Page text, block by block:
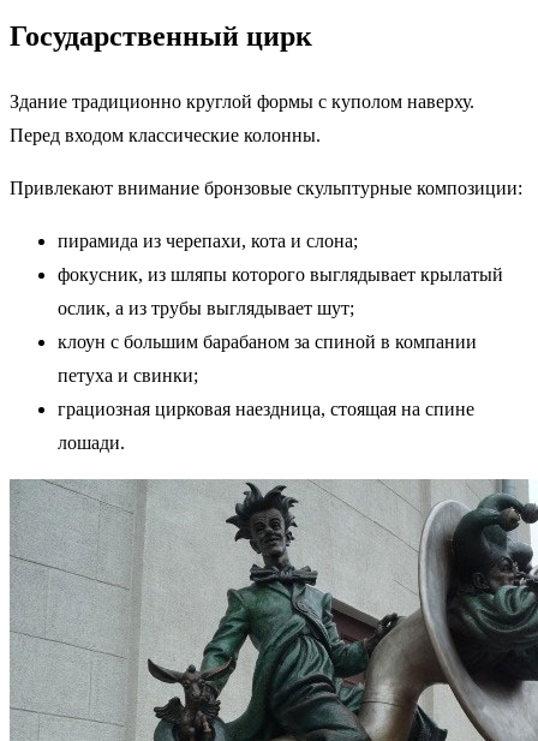
Государственный цирк
Здание традиционно круглой формы с куполом наверху.
Перед входом классические колонны.
Привлекают внимание бронзовые скульптурные композиции:
пирамида из черепахи, кота и слона;
фокусник, из шляпы которого выглядывает крылатый
ослик, а из трубы выглядывает шут;
клоун с большим барабаном за спиной в компании
петуха и свинки;
грациозная цирковая наездница, стоящая на спине
лошади.